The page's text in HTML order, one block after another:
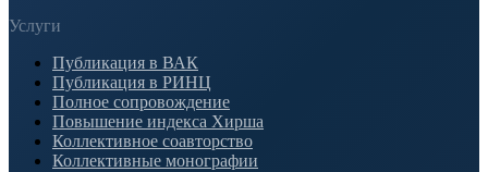
Услуги
Публикация в ВАК
Публикация в РИНЦ
Полное сопровождение
Повышение индекса Хирша
Коллективное соавторство
Коллективные монографии